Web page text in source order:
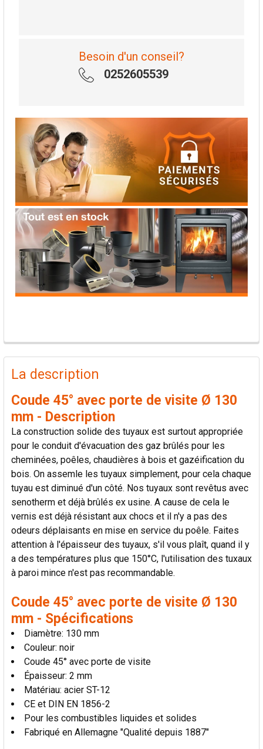
Besoin d'un conseil?
0252605539
PRODUITS
FRÉQUEMMENT
ACHETÉS
SÉLECTIONNER
AJOUTER
LA
SÉLECTION
AU PANIER
La description
Coude 45° avec porte de visite Ø 130
mm - Description
La construction solide des tuyaux est surtout appropriée
pour le conduit d'évacuation des gaz brûlés pour les
cheminées, poêles, chaudières à bois et gazéification du
bois. On assemle les tuyaux simplement, pour cela chaque
tuyau est diminué d'un côté. Nos tuyaux sont revêtus avec
senotherm et déjà brûlés ex usine. A cause de cela le
vernis est déjà résistant aux chocs et il n'y a pas des
odeurs déplaisants en mise en service du poêle. Faites
attention à l'épaisseur des tuyaux, s'il vous plaît, quand il y
a des températures plus que 150°C, l'utilisation des tuxaux
à paroi mince n'est pas recommandable.
Coude 45° avec porte de visite Ø 130
mm - Spécifications
Diamètre: 130 mm
Couleur: noir
Coude 45° avec porte de visite
Épaisseur: 2 mm
Matériau: acier ST-12
CE et DIN EN 1856-2
Pour les combustibles liquides et solides
Fabriqué en Allemagne "Qualité depuis 1887"